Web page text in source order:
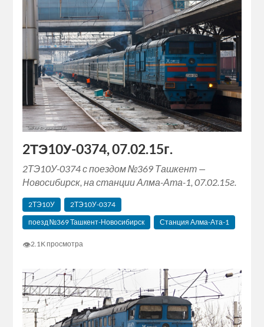
2ТЭ10У-0374, 07.02.15г.
2ТЭ10У-0374 с поездом №369 Ташкент —
Новосибирск, на станции Алма-Ата-1, 07.02.15г.
2ТЭ10У
2ТЭ10У-0374
поезд №369 Ташкент-Новосибирск
Станция Алма-Ата-1
👁2.1K просмотра